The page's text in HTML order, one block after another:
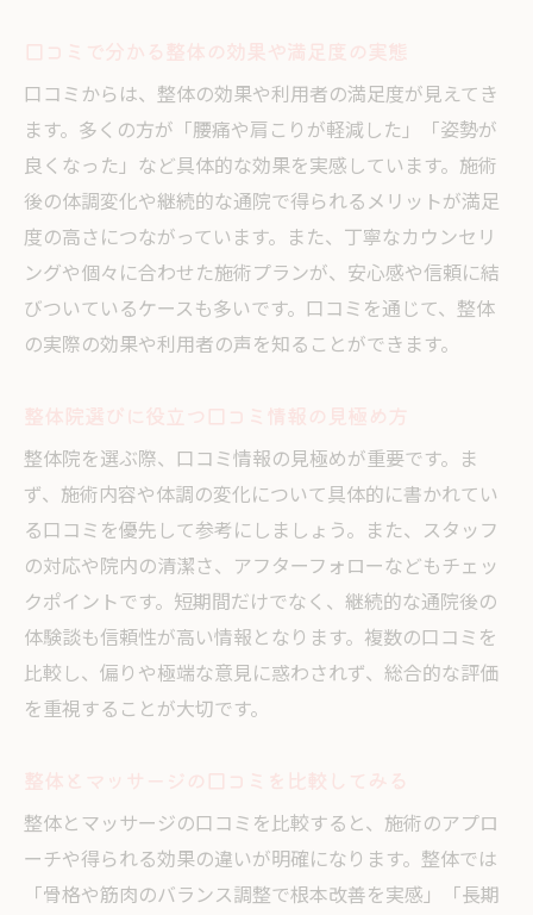
口コミからは、整体の効果や利用者の満足度が見えてき
ます。多くの方が「腰痛や肩こりが軽減した」「姿勢が
良くなった」など具体的な効果を実感しています。施術
後の体調変化や継続的な通院で得られるメリットが満足
度の高さにつながっています。また、丁寧なカウンセリ
ングや個々に合わせた施術プランが、安心感や信頼に結
びついているケースも多いです。口コミを通じて、整体
の実際の効果や利用者の声を知ることができます。
整体院を選ぶ際、口コミ情報の見極めが重要です。ま
ず、施術内容や体調の変化について具体的に書かれてい
る口コミを優先して参考にしましょう。また、スタッフ
の対応や院内の清潔さ、アフターフォローなどもチェッ
クポイントです。短期間だけでなく、継続的な通院後の
体験談も信頼性が高い情報となります。複数の口コミを
比較し、偏りや極端な意見に惑わされず、総合的な評価
を重視することが大切です。
整体とマッサージの口コミを比較すると、施術のアプロ
ーチや得られる効果の違いが明確になります。整体では
「骨格や筋肉のバランス調整で根本改善を実感」「長期